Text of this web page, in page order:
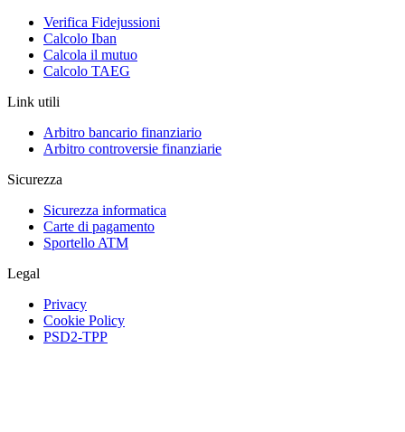
Verifica Fidejussioni
Calcolo Iban
Calcola il mutuo
Calcolo TAEG
Link utili
Arbitro bancario finanziario
Arbitro controversie finanziarie
Sicurezza
Sicurezza informatica
Carte di pagamento
Sportello ATM
Legal
Privacy
Cookie Policy
PSD2-TPP